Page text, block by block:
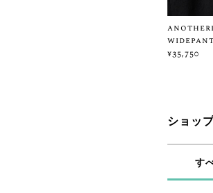
¥35,750
ショッ
す